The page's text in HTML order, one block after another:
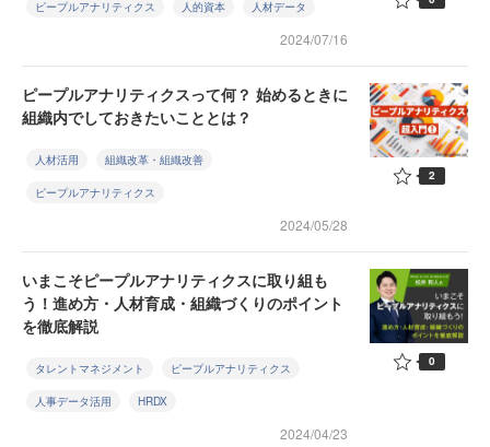
ピープルアナリティクス 人的資本 人材データ
2024/07/16
ピープルアナリティクスって何？ 始めるときに
組織内でしておきたいこととは？
人材活用 組織改革・組織改善
ピープルアナリティクス
2024/05/28
2
いまこそピープルアナリティクスに取り組も
う！進め方・人材育成・組織づくりのポイント
を徹底解説
タレントマネジメント ピープルアナリティクス
人事データ活用 HRDX
2024/04/23
0